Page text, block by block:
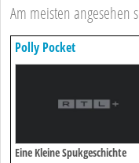
Am meisten angesehen
Polly Pocket
Eine Kleine Spukgeschichte